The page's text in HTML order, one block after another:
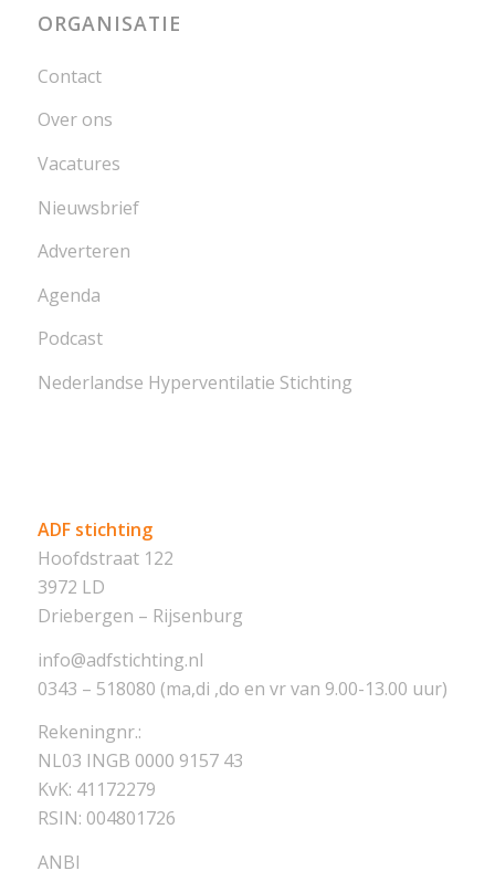
ORGANISATIE
Contact
Over ons
Vacatures
Nieuwsbrief
Adverteren
Agenda
Podcast
Nederlandse Hyperventilatie Stichting
ADF stichting
Hoofdstraat 122
3972 LD
Driebergen – Rijsenburg
info@adfstichting.nl
0343 – 518080 (ma,di ,do en vr van 9.00-13.00 uur)
Rekeningnr.:
NL03 INGB 0000 9157 43
KvK: 41172279
RSIN: 004801726
ANBI